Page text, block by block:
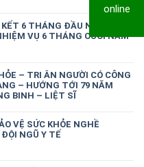
6 THÁNG ĐẦU NĂM,
VỤ 6 THÁNG CUỐI NĂM
– TRI ÂN NGƯỜI CÓ CÔNG
– HƯỚNG TỚI 79 NĂM
BINH – LIỆT SĨ
VỆ SỨC KHỎE NGHỀ
NGŨ Y TẾ
online